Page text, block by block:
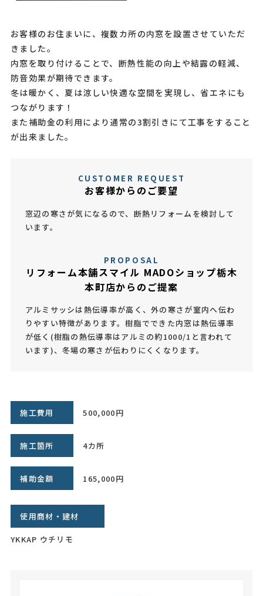
お客様のお住まいに、複数カ所の内窓を設置させていただ
きました。
内窓を取り付けることで、断熱性能の向上や結露の軽減、
防音効果が期待できます。
冬は暖かく、夏は涼しい快適な空間を実現し、省エネにも
つながります！
また補助金の利用により通常の3割引きにて工事をすること
が出来ました。
CUSTOMER REQUEST
お客様からのご要望
窓辺の寒さが気になるので、断熱リフォームを検討して
います。
PROPOSAL
リフォーム本舗スマイル MADOショップ栃木
本町店からのご提案
アルミサッシは熱伝導率が高く、外の寒さが室内へ伝わ
りやすい特徴があります。樹脂でできた内窓は熱伝導率
が低く(樹脂の熱伝導率はアルミの約1000/1と言われて
います)、冬場の寒さが伝わりにくくなります。
施工費用 500,000円
施工箇所 4カ所
補助金額 165,000円
使用商材・建材
YKKAP ウチリモ